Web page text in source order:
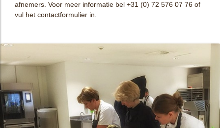
afnemers. Voor meer informatie bel +31 (0) 72 576 07 76 of
vul het contactformulier in.